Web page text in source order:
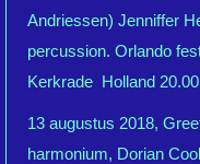
Andriessen) Jenniffer
percussion. Orlando
Kerkrade Holland 20.00
13 augustus 2018,
harmonium, Dorian